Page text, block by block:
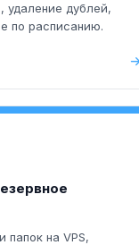
удаление дублей,
по расписанию.
папок на VPS,